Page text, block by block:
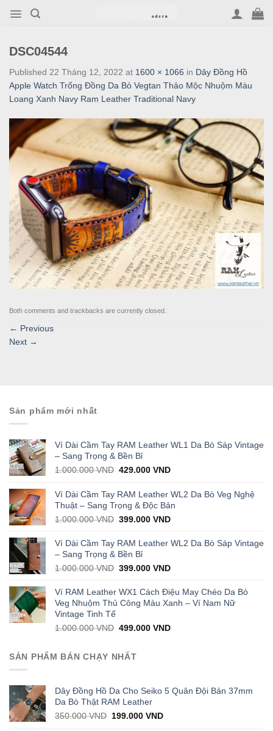
DSC04544
Published 22 Tháng 12, 2022 at 1600 × 1066 in Dây Đồng Hồ
Apple Watch Trống Đồng Da Bò Vegtan Thảo Mộc Nhuộm Màu
Loang Xanh Navy Ram Leather Traditional Navy
Both comments and trackbacks are currently closed.
← Previous
Next →
Sản phẩm mới nhất
Ví Dài Cầm Tay RAM Leather WL1 Da Bò Sáp Vintage
– Sang Trọng & Bền Bỉ
1.000.000VND Original
was:
1.000.000 VND.
429.000VNDCurrent
is:
429.000 VND.
Ví Dài Cầm Tay RAM Leather WL2 Da Bò Veg Nghệ
Thuật – Sang Trọng & Độc Bản
1.000.000VND Original
was:
1.000.000 VND.
399.000VNDCurrent
is:
Ví Dài Cầm Tay RAM Leather WL2 Da Bò Sáp Vintage
– Sang Trọng & Bền Bỉ
1.000.000VND Original
was:
1.000.000 VND.
399.000VNDCurrent
is:
399.000 VND.
Ví RAM Leather WX1 Cách Điệu May Chéo Da Bò
Veg Nhuộm Thủ Công Màu Xanh – Ví Nam Nữ
Vintage Tinh Tế
1.000.000VND Original
was:
1.000.000 VND.
499.000VNDCurrent
SẢN PHẨM BÁN CHẠY NHẤT
Dây Đồng Hồ Da Cho Seiko 5 Quân Đội Bản 37mm
Da Bò Thật RAM Leather
350.000VND Original
199.000VNDCurrent